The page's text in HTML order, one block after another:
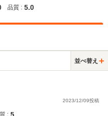
品質 : 5.0
並べ替え
2023/12/09投稿
: